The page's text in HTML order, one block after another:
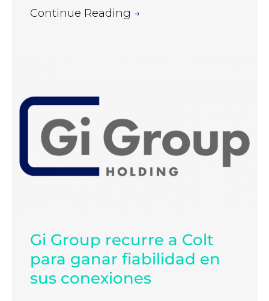
Continue Reading →
Gi Group recurre a Colt
para ganar fiabilidad en
sus conexiones